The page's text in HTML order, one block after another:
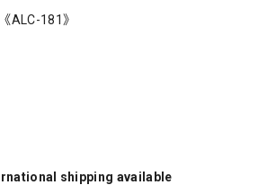
ALC-181》
shipping available